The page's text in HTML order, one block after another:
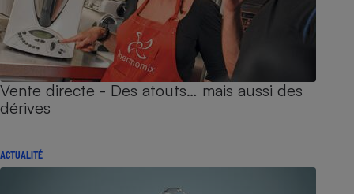
Vente directe - Des atouts… mais aussi des
dérives
ACTUALITÉ